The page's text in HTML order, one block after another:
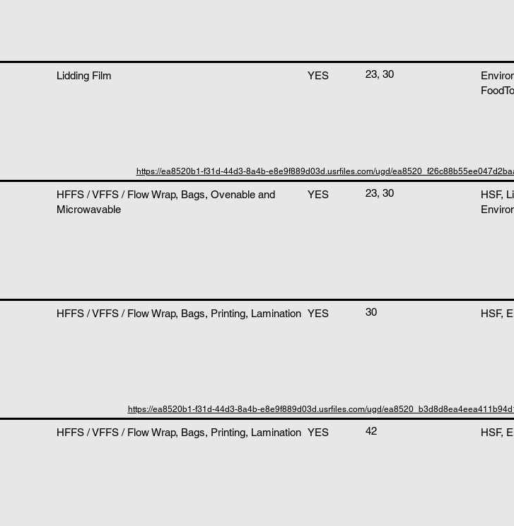
Lidding Film YES 23, 30
https://ea8520b1-f31d-44d3-8a4b-e8e9f889d03d.usrfiles.com/ugd/
HFFS / VFFS / Flow Wrap, Bags, Ovenable and
Microwavable
YES 23, 30
HSF,
HFFS / VFFS / Flow Wrap, Bags, Printing, Lamination YES 30 HSF,
https://ea8520b1-f31d-44d3-8a4b-e8e9f889d03d.usrfiles.com/ugd/
HFFS / VFFS / Flow Wrap, Bags, Printing, Lamination YES 42 HSF,